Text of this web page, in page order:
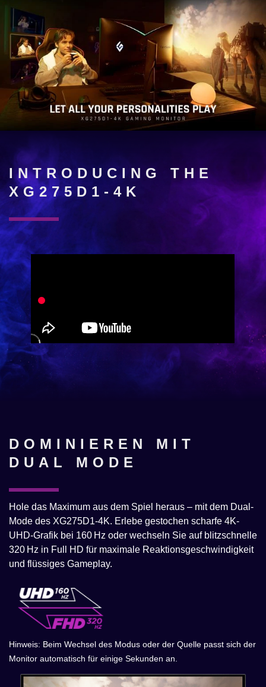
INTRODUCING THE
XG275D1-4K
DOMINIEREN MIT
DUAL MODE
Hole das Maximum aus dem Spiel heraus – mit dem Dual-
Mode des XG275D1-4K. Erlebe gestochen scharfe 4K-
UHD-Grafik bei 160 Hz oder wechseln Sie auf blitzschnelle
320 Hz in Full HD für maximale Reaktionsgeschwindigkeit
und flüssiges Gameplay.
Hinweis: Beim Wechsel des Modus oder der Quelle passt sich der
Monitor automatisch für einige Sekunden an.